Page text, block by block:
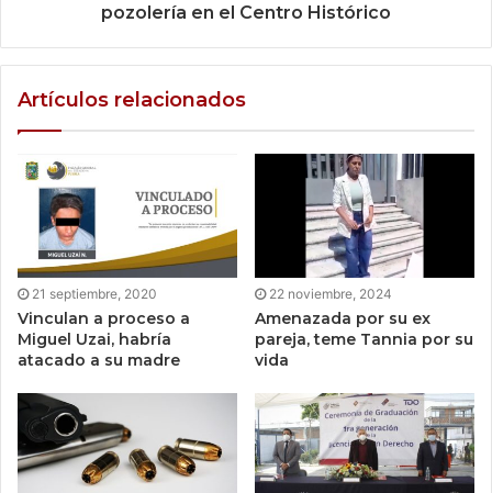
pozolería en el Centro Histórico
Artículos relacionados
21 septiembre, 2020
Vinculan a proceso a
Miguel Uzai, habría
atacado a su madre
22 noviembre, 2024
Amenazada por su ex
pareja, teme Tannia por su
vida